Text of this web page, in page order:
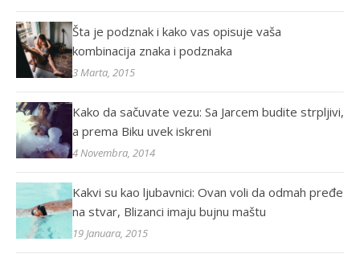
Šta je podznak i kako vas opisuje vaša
kombinacija znaka i podznaka
3 Marta, 2015
Kako da sačuvate vezu: Sa Jarcem budite strpljivi,
a prema Biku uvek iskreni
4 Novembra, 2014
Kakvi su kao ljubavnici: Ovan voli da odmah pređe
na stvar, Blizanci imaju bujnu maštu
19 Januara, 2015